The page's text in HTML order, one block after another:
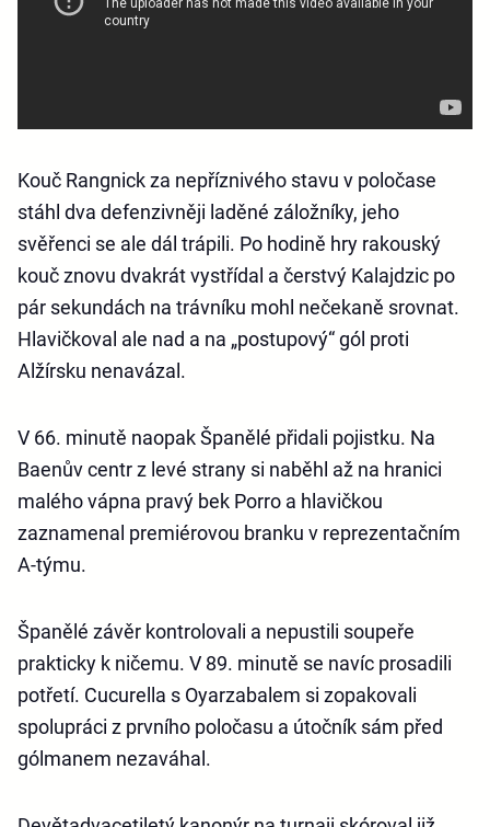
Kouč Rangnick za nepříznivého stavu v poločase
stáhl dva defenzivněji laděné záložníky, jeho
svěřenci se ale dál trápili. Po hodině hry rakouský
kouč znovu dvakrát vystřídal a čerstvý Kalajdzic po
pár sekundách na trávníku mohl nečekaně srovnat.
Hlavičkoval ale nad a na „postupový“ gól proti
Alžírsku nenavázal.
V 66. minutě naopak Španělé přidali pojistku. Na
Baenův centr z levé strany si naběhl až na hranici
malého vápna pravý bek Porro a hlavičkou
zaznamenal premiérovou branku v reprezentačním
A-týmu.
Španělé závěr kontrolovali a nepustili soupeře
prakticky k ničemu. V 89. minutě se navíc prosadili
potřetí. Cucurella s Oyarzabalem si zopakovali
spolupráci z prvního poločasu a útočník sám před
gólmanem nezaváhal.